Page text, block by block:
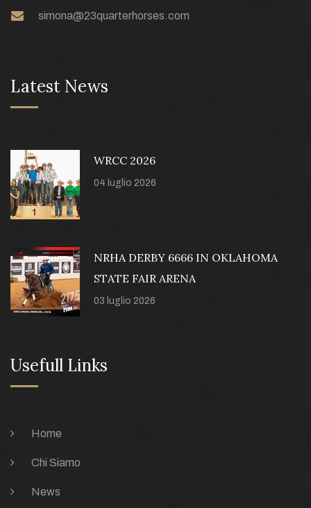
simona@23quarterhorses.com
Latest News
WRCC 2026
04 luglio 2026
NRHA DERBY 6666 IN OKLAHOMA
STATE FAIR ARENA
03 luglio 2026
Usefull Links
Home
Chi Siamo
News